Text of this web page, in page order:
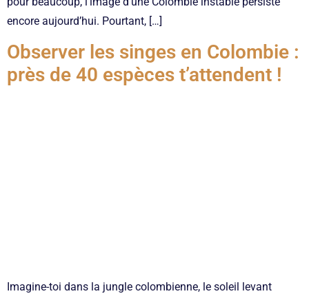
encore aujourd’hui. Pourtant, […]
Observer les singes en Colombie :
près de 40 espèces t’attendent !
Imagine-toi dans la jungle colombienne, le soleil levant